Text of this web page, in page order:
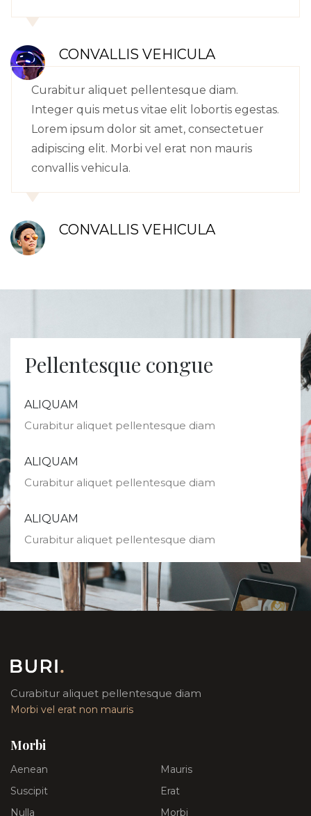
CONVALLIS VEHICULA
Curabitur aliquet pellentesque diam.
Integer quis metus vitae elit lobortis egestas.
Lorem ipsum dolor sit amet, consectetuer
adipiscing elit. Morbi vel erat non mauris
convallis vehicula.
CONVALLIS VEHICULA
Pellentesque congue
ALIQUAM
Curabitur aliquet pellentesque diam
ALIQUAM
Curabitur aliquet pellentesque diam
ALIQUAM
Curabitur aliquet pellentesque diam
Curabitur aliquet pellentesque diam
Morbi vel erat non mauris
Morbi
Aenean
Suscipit
Nulla
Mauris
Erat
Morbi